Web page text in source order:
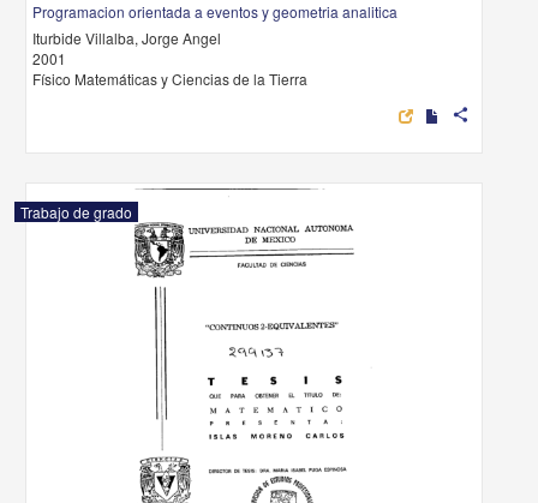
Programacion orientada a eventos y geometria analitica
Iturbide Villalba, Jorge Angel
2001
Físico Matemáticas y Ciencias de la Tierra
share
Trabajo de grado